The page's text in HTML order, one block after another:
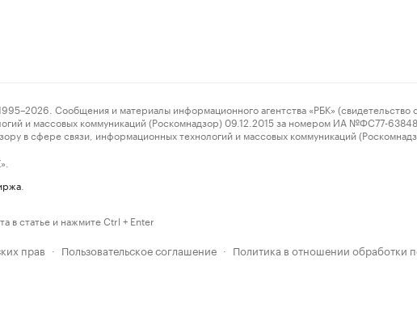
Сообщения и материалы информационного агентства «РБК» (свидетельство
и массовых коммуникаций (Роскомнадзор) 09.12.2015 за номером ИА №ФС77-
в сфере связи, информационных технологий и массовых коммуникаций
в статье и нажмите Ctrl + Enter
прав · Пользовательское соглашение · Политика в отношении обработки